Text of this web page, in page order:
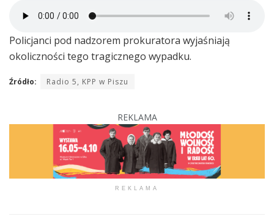
Policjanci pod nadzorem prokuratora wyjaśniają
okoliczności tego tragicznego wypadku.
Źródło: Radio 5, KPP w Piszu
REKLAMA
REKLAMA